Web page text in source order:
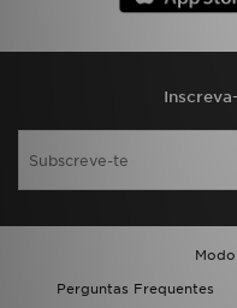
Perguntas Frequentes